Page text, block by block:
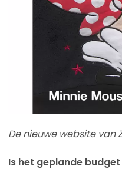
De nieuwe website van
Is het geplande